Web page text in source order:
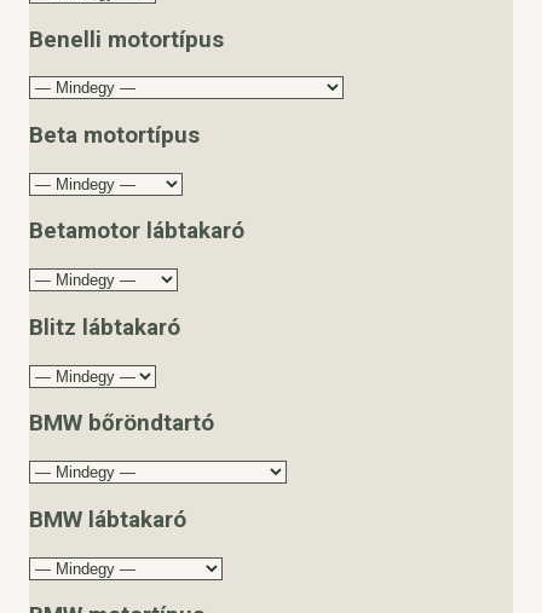
Benelli motortípus
Beta motortípus
Betamotor lábtakaró
Blitz lábtakaró
BMW bőröndtartó
BMW lábtakaró